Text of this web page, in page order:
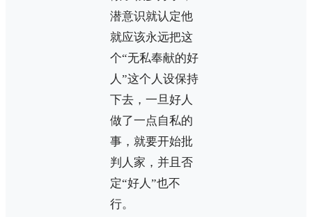
潜意识就认定他
就应该永远把这
个“无私奉献的好
人”这个人设保持
下去，一旦好人
做了一点自私的
事，就要开始批
判人家，并且否
定“好人”也不
行。